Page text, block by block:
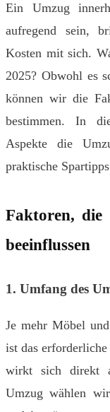
Ein Umzug
aufregend sein,
Kosten mit sich.
2025? Obwohl es
können wir die
bestimmen. In
Aspekte die
praktische
Faktoren, die
beeinflussen
1. Umfang des
Je mehr Möbel
ist das
wirkt sich direkt
Umzug wählen